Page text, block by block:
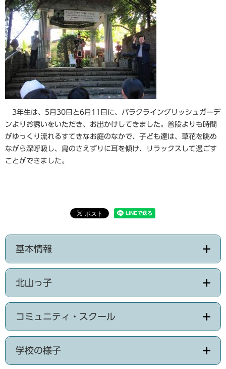
3年生は、5月30日と6月11日に、バラクライングリッシュガーデ
ンよりお誘いをいただき、お出かけしてきました。普段よりも時間
がゆっくり流れるすてきなお庭のなかで、子ども達は、草花を眺め
ながら深呼吸し、鳥のさえずりに耳を傾け、リラックスして過ごす
ことができました。
基本情報
北山っ子
コミュニティ・スクール
学校の様子